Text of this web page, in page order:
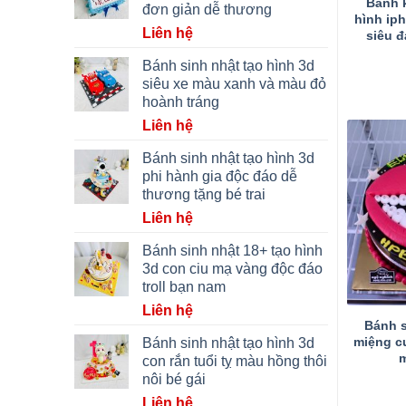
đơn giản dễ thương
Liên hệ
Bánh sinh nhật tạo hình 3d
siêu xe màu xanh và màu đỏ
hoành tráng
Liên hệ
Bánh sinh nhật tạo hình 3d
phi hành gia độc đáo dễ
thương tặng bé trai
Liên hệ
Bánh sinh nhật 18+ tạo hình
3d con ciu mạ vàng độc đáo
troll bạn nam
Liên hệ
Bánh sinh nhật tạo hình 3d
con rắn tuổi tỵ màu hồng thôi
nôi bé gái
Liên hệ
hình
siêu
Bánh
miệng